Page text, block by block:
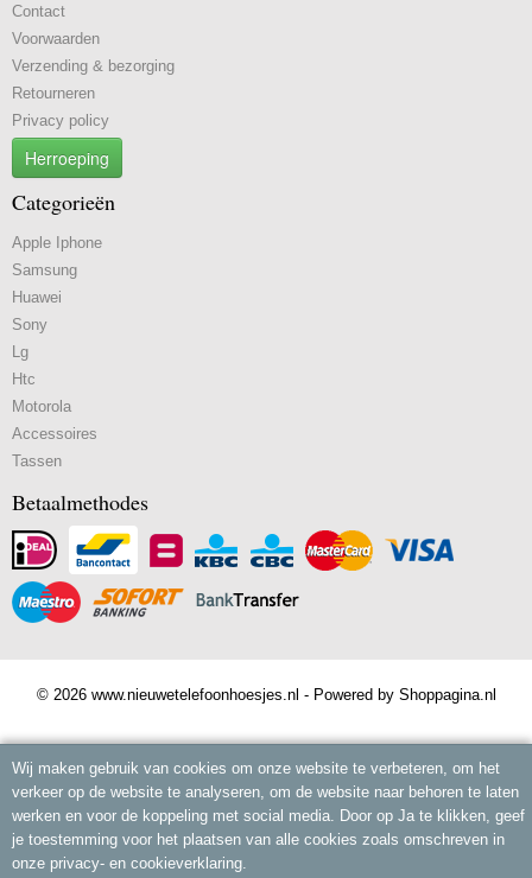
Contact
Voorwaarden
Verzending & bezorging
Retourneren
Privacy policy
Herroeping
Categorieën
Apple Iphone
Samsung
Huawei
Sony
Lg
Htc
Motorola
Accessoires
Tassen
Betaalmethodes
© 2026 www.nieuwetelefoonhoesjes.nl - Powered by Shoppagina.nl
Wij maken gebruik van cookies om onze website te verbeteren, om het
verkeer op de website te analyseren, om de website naar behoren te laten
werken en voor de koppeling met social media. Door op Ja te klikken, geef
je toestemming voor het plaatsen van alle cookies zoals omschreven in
onze privacy- en cookieverklaring.